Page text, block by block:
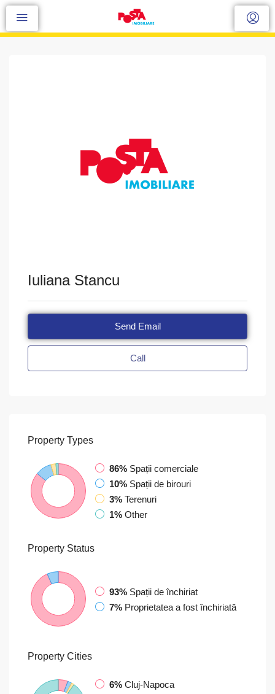
Iuliana Stancu
Send Email
Call
Property Types
86% Spații comerciale
10% Spații de birouri
3% Terenuri
1% Other
Property Status
93% Spații de închiriat
7% Proprietatea a fost închiriată
Property Cities
6% Cluj-Napoca